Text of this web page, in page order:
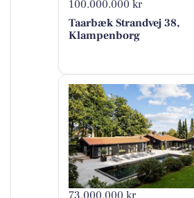
100.000.000 kr
Taarbæk Strandvej 38,
Klampenborg